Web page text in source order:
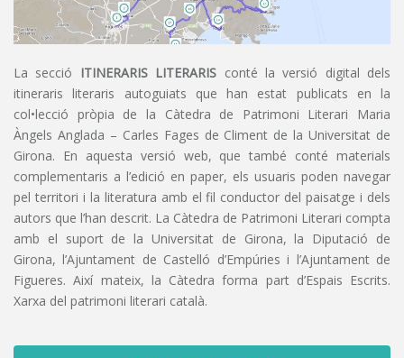
La secció ITINERARIS LITERARIS conté la versió digital dels
itineraris literaris autoguiats que han estat publicats en la
col•lecció pròpia de la Càtedra de Patrimoni Literari Maria
Àngels Anglada – Carles Fages de Climent de la Universitat de
Girona. En aquesta versió web, que també conté materials
complementaris a l’edició en paper, els usuaris poden navegar
pel territori i la literatura amb el fil conductor del paisatge i dels
autors que l’han descrit. La Càtedra de Patrimoni Literari compta
amb el suport de la Universitat de Girona, la Diputació de
Girona, l’Ajuntament de Castelló d’Empúries i l’Ajuntament de
Figueres. Així mateix, la Càtedra forma part d’Espais Escrits.
Xarxa del patrimoni literari català.